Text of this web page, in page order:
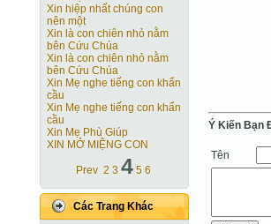
Xin hiệp nhất chúng con
nên một
Xin là con chiên nhỏ nằm
bên Cứu Chúa
Xin là con chiên nhỏ nằm
bên Cứu Chúa
Xin Mẹ nghe tiếng con khẩn
cầu
Xin Mẹ nghe tiếng con khẩn
cầu
Xin Mẹ Phù Giúp
XIN MỞ MIỆNG CON
Prev 2 3 4 5 6
Các Trang Khác
Ý Kiến Bạn
Tên